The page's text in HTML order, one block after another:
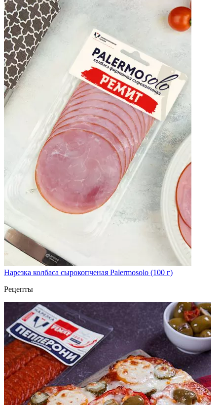
Нарезка колбаса сырокопченая Palermosolo (100 г)
Рецепты